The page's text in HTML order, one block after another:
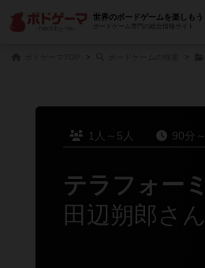
世界のボードゲームを楽しもう
ボードゲーム専門の総合情報サイト
1人～5人 90分
テラフォー
田辺朔郎さ